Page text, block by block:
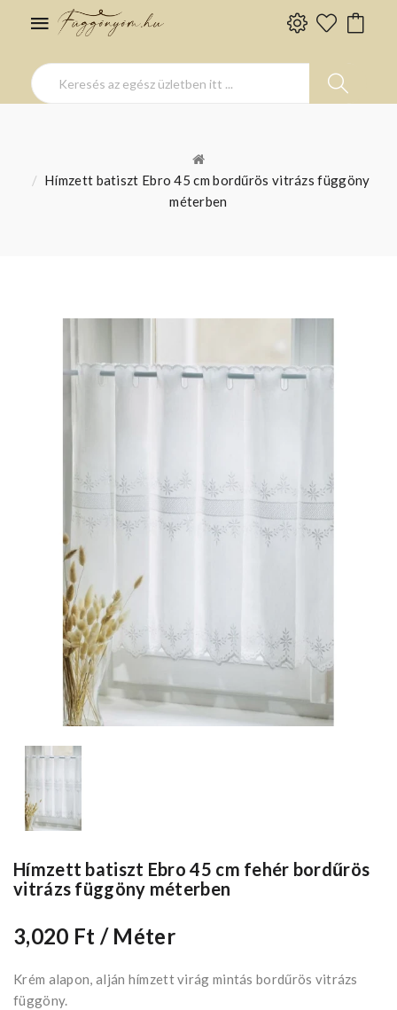
Hímzett batiszt Ebro 45 cm bordűrös vitrázs függöny
méterben
Hímzett batiszt Ebro 45 cm fehér bordűrös
vitrázs függöny méterben
3,020 Ft / Méter
Krém alapon, alján hímzett virág mintás bordűrös vitrázs
függöny.